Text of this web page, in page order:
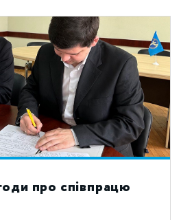
про співпрацю